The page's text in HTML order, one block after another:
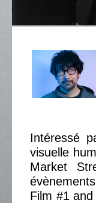
Intéressé
visuelle
Market
Film #1